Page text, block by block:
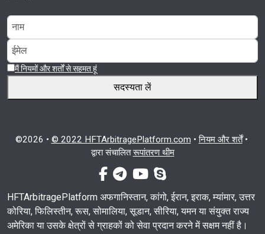
मैं नियमों और शर्तों से सहमत हूं
सदस्यता लें
©2026 • © 2022 HFTArbitragePlatform.com •नियम और शर्तें•
द्वारा संचालितरूपांतरण थीम
फेसबुक-एफ
टेलीग्रामयूट्यूबस्काइप
HFTArbitragePlatform अफगानिस्तान, कांगो, ईरान, इराक, म्यांमार, उत्तर
कोरिया, फिलिस्तीन, रूस, सोमालिया, सूडान, सीरिया, यमन या संयुक्त राज्य
अमेरिका या उसके क्षेत्रों से ग्राहकों को सेवा प्रदान करने में सक्षम नहीं है।